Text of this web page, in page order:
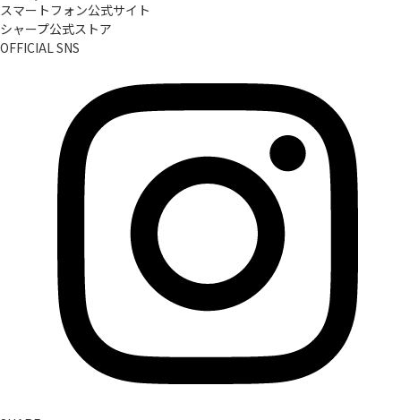
スマートフォン公式サイト
シャープ公式ストア
OFFICIAL SNS